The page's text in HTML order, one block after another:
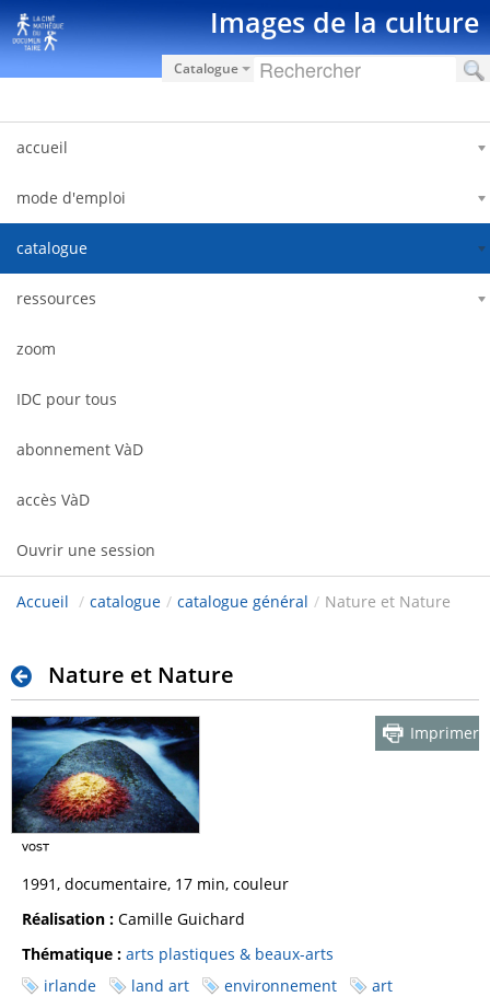
Saut au contenu Images de la culture
Catalogue
accueil
mode d'emploi
catalogue
ressources
zoom
IDC pour tous
abonnement VàD
accès VàD
Ouvrir une session
Accueil / catalogue / catalogue général / Nature et Nature
Nature et Nature
Imprimer
1991, documentaire, 17 min, couleur
Réalisation : Camille Guichard
Thématique : arts plastiques & beaux-arts
irlande
land art environnement
art